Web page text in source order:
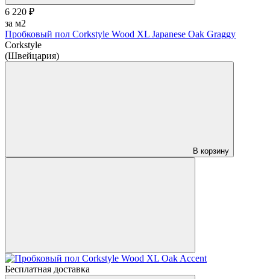
6 220 ₽
за м2
Пробковый пол Corkstyle Wood XL Japanese Oak Graggy
Corkstyle
(Швейцария)
В корзину
Бесплатная доставка